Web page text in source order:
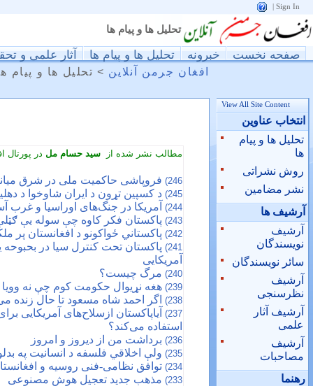
Sign In
تحليل ها و پيام ها
صفحه نخست خبرونه تحليل ها و پيام ها آثار علمی و
افغان جرمن آنلاین > تحليل ها و پيام
View All Site Content
انتخاب عناوین
تحليل ها و پيام
ها
روش نشراتی
نشر مضامین
آرشيف ها
آرشيف
نويسندگان
سائر نويسندگان
آرشیف
نظرسنجی
آرشیف آثار
علمی
آرشیف
مصاحبات
رهنما
مطالب نشر شده ازسید حسام مل در پورتال
246) فروپاشی حاکمیت ملی در شرق
245) د کسپین تړون د ایران شاوخوا د
244) آمریکا در جنگ‌های اوراسیا و غرب ‎آسیا مشارکت دارد
243) پاکستان فکر کاوه چې سوله یې
242) پاکستاني ځواکونو د افغانستان پر
241) پاکستان تحت کنترل سیا در
آمریکایی
240) مرگ چیست؟
239) هغه نړیوال حکومت کوم چې نه وویا
238) اگر احمد شاه مسعود تا حال زنده
237)
استفاده می‌کند؟
236) برداشت من از دیروز و امروز
235) ولې اخلاقي فلسفه د انسانیت په
234) توافق نظامی-فنی روسیه و
233) مذهب جدید تعجیل هوش مصنوعی